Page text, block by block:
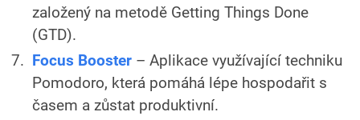
založený na metodě Getting Things Done
(GTD).
Focus Booster – Aplikace využívající techniku
Pomodoro, která pomáhá lépe hospodařit s
časem a zůstat produktivní.